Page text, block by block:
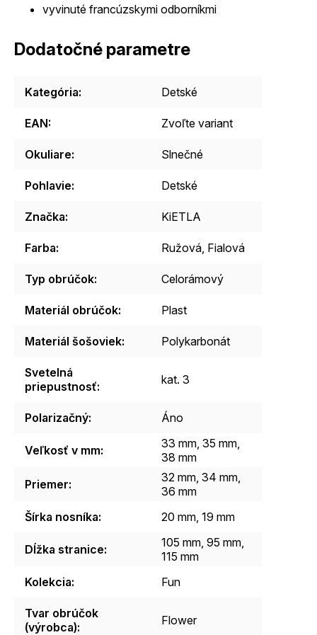
vyvinuté francúzskymi odborníkmi
Dodatočné parametre
Kategória: Detské
EAN: Zvoľte variant
Okuliare: Slnečné
Pohlavie: Detské
Značka: KiETLA
Farba: Ružová, Fialová
Typ obrúčok: Celorámový
Materiál obrúčok: Plast
Materiál šošoviek: Polykarbonát
Svetelná
priepustnosť: kat. 3
Polarizačný: Áno
Veľkosť v mm:
33 mm, 35 mm,
38 mm
Priemer:
32 mm, 34 mm,
36 mm
Šírka nosníka: 20 mm, 19 mm
Dĺžka stranice:
105 mm, 95 mm,
115 mm
Kolekcia: Fun
Tvar obrúčok
(výrobca): Flower